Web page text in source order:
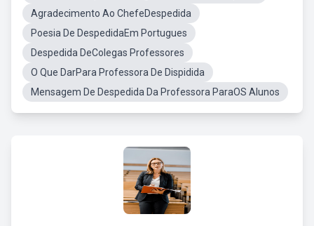
Agradecimento Ao ChefeDespedida
Poesia De DespedidaEm Portugues
Despedida DeColegas Professores
O Que DarPara Professora De Dispidida
Mensagem De Despedida Da Professora ParaOS Alunos